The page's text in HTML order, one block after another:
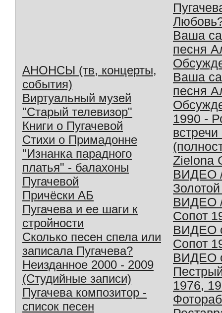
АНОНСЫ (тв, концерты,
события)
Виртуальный музей
"Старый телевизор"
Книги о Пугачевой
Стихи о Примадонне
"Изнанка парадного
платья" - балахоны
Пугачевой
Причёски АБ
Пугачева и ее шаги к
стройности
Сколько песен спела или
записала Пугачева?
Неизданное 2000 - 2009
(Студийные записи)
Пугачева композитор -
список песен
Ваша
песня
Ваша
песня
1990 -
Zielona
ВИДЕО
ВИДЕО
Сопот
ВИДЕО
Сопот
ВИДЕО
1976,